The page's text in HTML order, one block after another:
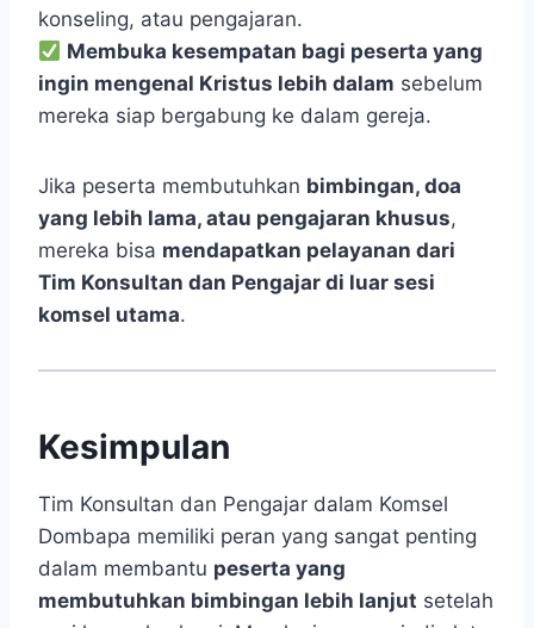
konseling, atau pengajaran.
Membuka kesempatan bagi peserta yang
ingin mengenal Kristus lebih dalam sebelum
mereka siap bergabung ke dalam gereja.
Jika peserta membutuhkan bimbingan, doa
yang lebih lama, atau pengajaran khusus,
mereka bisa mendapatkan pelayanan dari
Tim Konsultan dan Pengajar di luar sesi
komsel utama.
Kesimpulan
Tim Konsultan dan Pengajar dalam Komsel
Dombapa memiliki peran yang sangat penting
dalam membantu peserta yang
membutuhkan bimbingan lebih lanjut setelah